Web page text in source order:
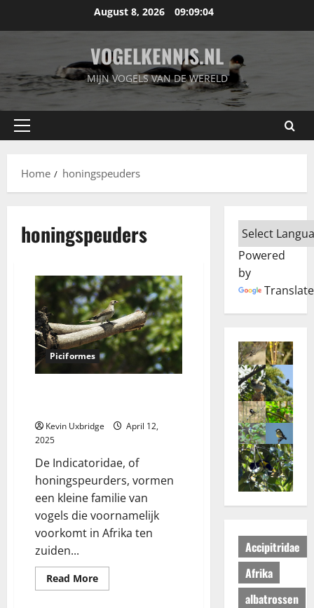
August 8, 2026 09:09:05
VOGELKENNIS.NL
MIJN VOGELS VAN DE WERELD
Primary
Home
honingspeuders
honingspeuders
Piciformes
Kevin Uxbridge
April 12,
2025
De Indicatoridae, of
honingspeurders, vormen
een kleine familie van
vogels die voornamelijk
voorkomt in Afrika ten
zuiden...
Read MoreRead
more
Powered
by
Translate
Accipitridae
Afrika
albatrossen